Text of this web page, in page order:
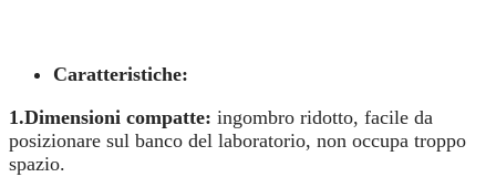
Caratteristiche:
1.Dimensioni compatte: ingombro ridotto, facile da
posizionare sul banco del laboratorio, non occupa troppo
spazio.